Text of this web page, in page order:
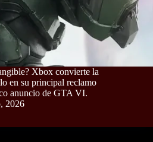
Xbox convierte la
en su principal reclamo
anuncio de GTA VI.
2026